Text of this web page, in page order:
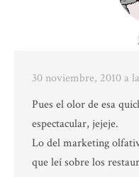
30 noviembre, 2010 a
Pues el olor de esa
espectacular, jejeje.
Lo del marketing
que leí sobre los